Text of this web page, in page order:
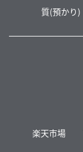
質(預かり)
楽天市場